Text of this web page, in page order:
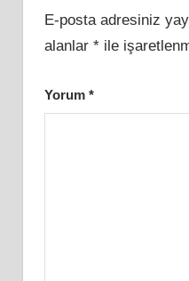
E-posta adresiniz
alanlar *ile
Yorum *